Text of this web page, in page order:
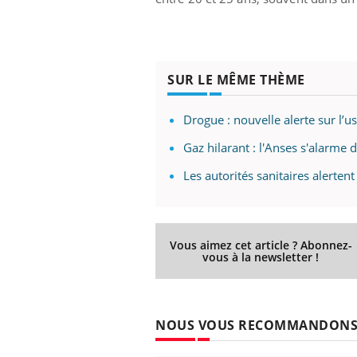
SUR LE MÊME THÈME
Drogue : nouvelle alerte sur
Gaz hilarant : l'Anses s'alarme
Les autorités sanitaires
Vous aimez cet article ? Abonnez-
vous à la newsletter !
NOUS VOUS RECOMMANDONS
Eczéma Chronique des Mains :
expliquer ma maladieYoutube
Il y a des sujets qui sont faciles à aborder...
questions sur la maladie d'un proche c'est